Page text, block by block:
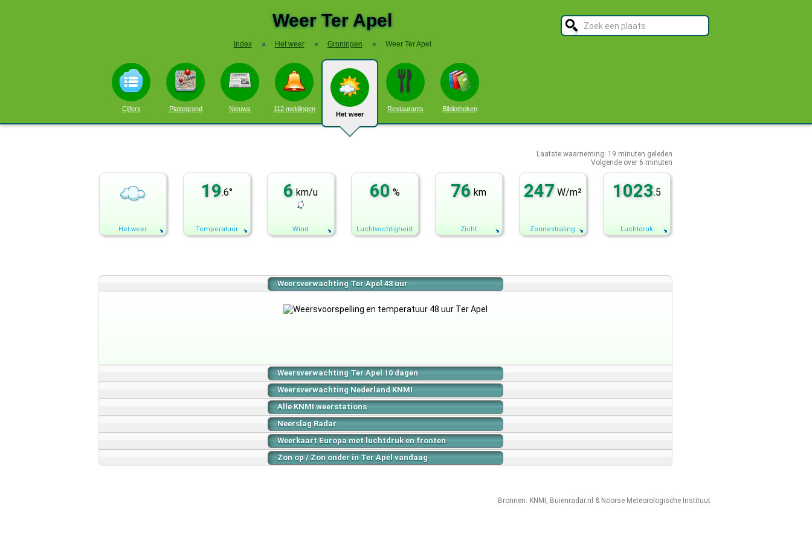
Weer Ter Apel
Index » Het weer » Groningen » Weer Ter Apel
Cijfers Plattegrond Nieuws 112 meldingen
Het weer
Restaurants Bibliotheken
Laatste waarneming: 19 minuten geleden
Volgende over 6 minuten
Het weer
19.6°
Temperatuur
6 km/u
Wind
60 %
Luchtvochtigheid
76 km
Zicht
247 W/m²
Zonnestraling
1023.5
Luchtdruk
Weersverwachting Ter Apel 48 uur
Weersverwachting Ter Apel 10 dagen
Weersverwachting Nederland KNMI
Alle KNMI weerstations
Neerslag Radar
Weerkaart Europa met luchtdruk en fronten
Zon op / Zon onder in Ter Apel vandaag
Bronnen: KNMI , Buienradar.nl & Noorse Meteorologische Instituut